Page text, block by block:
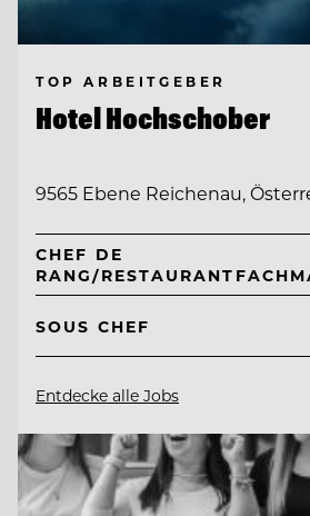
TOP ARBEITGEBER
Hotel Hochschober
9565 Ebene Reichenau,
CHEF DE
RANG/
SOUS CHEF
Entdecke alle Jobs